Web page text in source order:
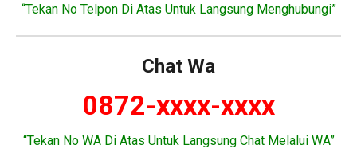
“Tekan No Telpon Di Atas Untuk Langsung Menghubungi”
Chat Wa
0872-xxxx-xxxx
“Tekan No WA Di Atas Untuk Langsung Chat Melalui WA”